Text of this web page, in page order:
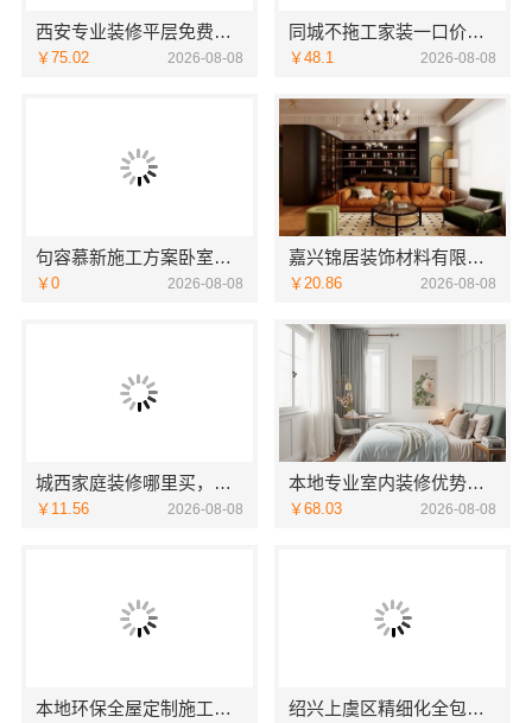
西安专业装修平层免费量房 居安天成建筑工程
￥75.02 2026-08-08
同城不拖工家装一口价找本地快装（湖北）
￥48.1 2026-08-08
句容慕新施工方案卧室哪家好慕新不锈钢
￥0 2026-08-08
嘉兴锦居装饰材料有限公司：南湖区装饰推荐小户型
￥20.86 2026-08-08
城西家庭装修哪里买，浙江宜美嘉装饰优选
￥11.56 2026-08-08
本地专业室内装修优势江西圣匠新型环保材料有限公司
￥68.03 2026-08-08
本地环保全屋定制施工队选江西尚宅尚品新型环保材料有限公司 绍兴上虞区精细化全包质量有保障选卓鑫装饰